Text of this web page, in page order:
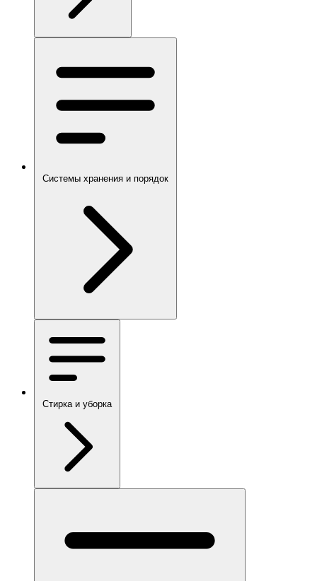
Системы хранения и порядок
Стирка и уборка